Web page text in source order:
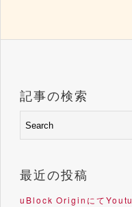
記事の検索
最近の投稿
uBlock Originにて